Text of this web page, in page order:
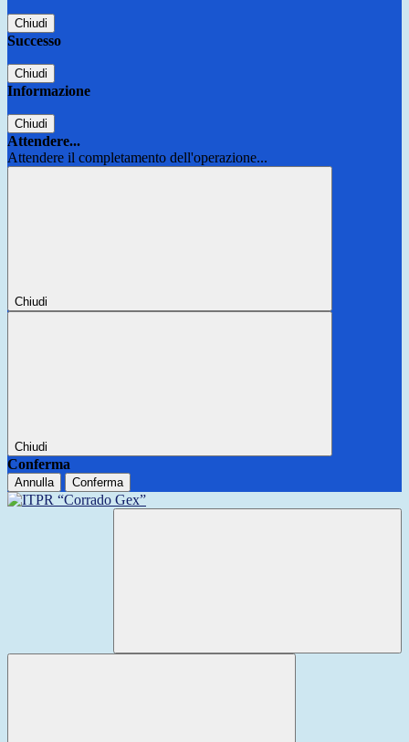
Chiudi
Successo
Chiudi
Informazione
Chiudi
Attendere...
Attendere il completamento dell'operazione...
Chiudi
Chiudi
Conferma
Annulla Conferma